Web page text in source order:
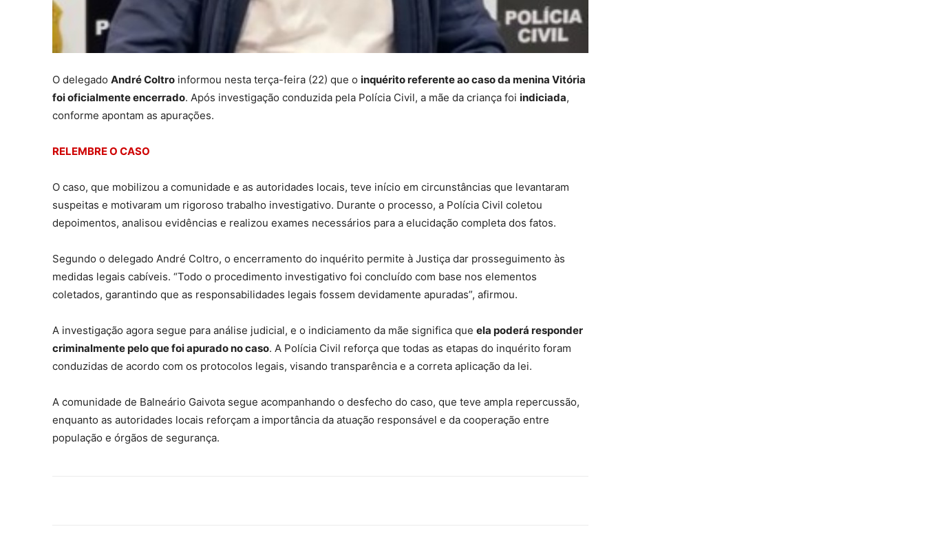
O delegado André Coltro informou nesta terça-feira (22) que o inquérito referente ao caso da menina Vitória
foi oficialmente encerrado. Após investigação conduzida pela Polícia Civil, a mãe da criança foi indiciada,
conforme apontam as apurações.
RELEMBRE O CASO
O caso, que mobilizou a comunidade e as autoridades locais, teve início em circunstâncias que levantaram
suspeitas e motivaram um rigoroso trabalho investigativo. Durante o processo, a Polícia Civil coletou
depoimentos, analisou evidências e realizou exames necessários para a elucidação completa dos fatos.
Segundo o delegado André Coltro, o encerramento do inquérito permite à Justiça dar prosseguimento às
medidas legais cabíveis. “Todo o procedimento investigativo foi concluído com base nos elementos
coletados, garantindo que as responsabilidades legais fossem devidamente apuradas”, afirmou.
A investigação agora segue para análise judicial, e o indiciamento da mãe significa que ela poderá responder
criminalmente pelo que foi apurado no caso. A Polícia Civil reforça que todas as etapas do inquérito foram
conduzidas de acordo com os protocolos legais, visando transparência e a correta aplicação da lei.
A comunidade de Balneário Gaivota segue acompanhando o desfecho do caso, que teve ampla repercussão,
enquanto as autoridades locais reforçam a importância da atuação responsável e da cooperação entre
população e órgãos de segurança.